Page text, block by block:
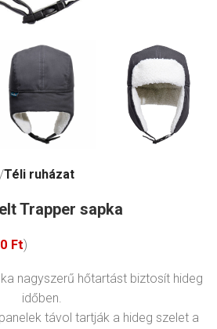
Téli ruházat
Trapper sapka
Ft)
nagyszerű hőtartást biztosít hideg
időben.
távol tartják a hideg szelet a